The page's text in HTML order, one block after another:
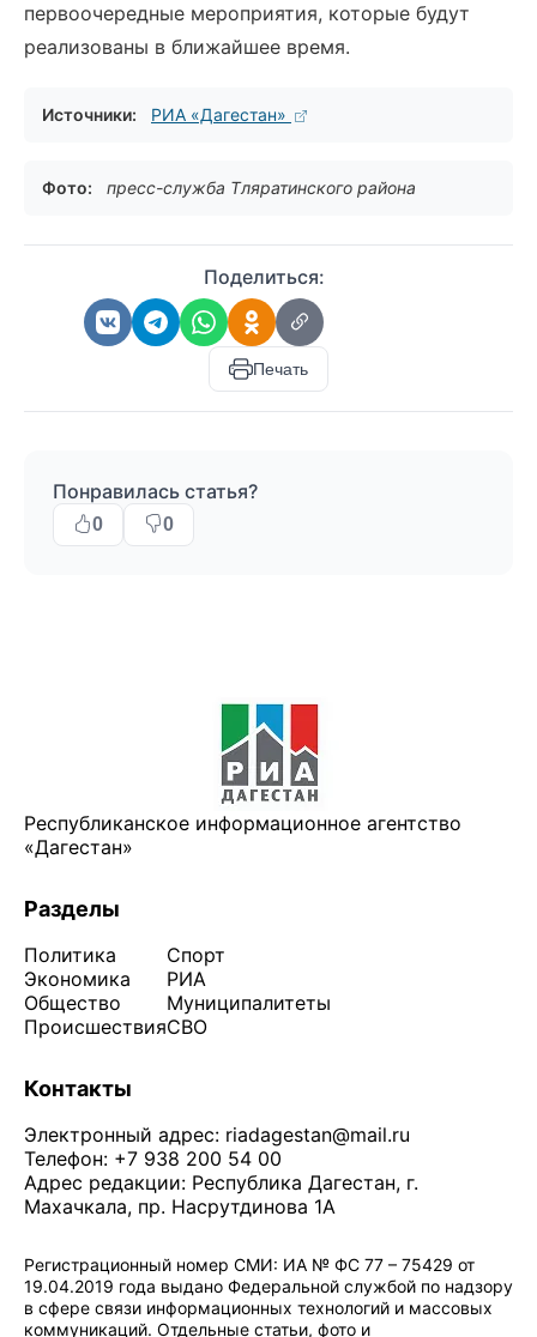
первоочередные мероприятия, которые будут
реализованы в ближайшее время.
Источники: РИА «Дагестан»
Фото: пресс-служба Тляратинского района
Поделиться:
Печать
Понравилась статья?
0 0
Республиканское информационное агентство
«Дагестан»
Разделы
Политика
Экономика
Общество
Происшествия
Спорт
РИА
Муниципалитеты
СВО
Контакты
Электронный адрес: riadagestan@mail.ru
Телефон: +7 938 200 54 00
Адрес редакции: Республика Дагестан, г.
Махачкала, пр. Насрутдинова 1А
Регистрационный номер СМИ: ИА № ФС 77 – 75429 от
19.04.2019 года выдано Федеральной службой по надзору
в сфере связи информационных технологий и массовых
коммуникаций. Отдельные статьи, фото и